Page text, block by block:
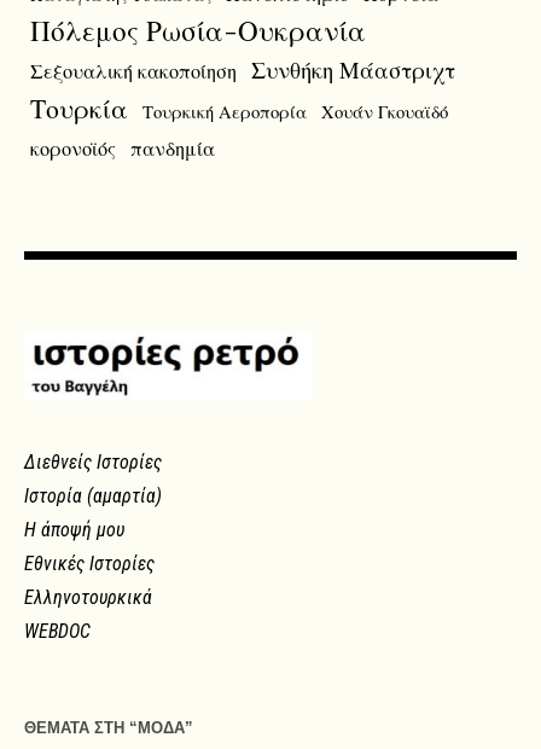
Πόλεμος Ρωσία-Ουκρανία
Σεξουαλική κακοποίηση Συνθήκη Μάαστριχτ
Τουρκία Τουρκική Αεροπορία Χουάν Γκουαϊδό
κορονοϊός πανδημία
Διεθνείς Ιστορίες
Ιστορία (αμαρτία)
Η άποψή μου
Εθνικές Ιστορίες
Ελληνοτουρκικά
WEBDOC
ΘΕΜΑΤΑ ΣΤΗ “ΜΟΔΑ”